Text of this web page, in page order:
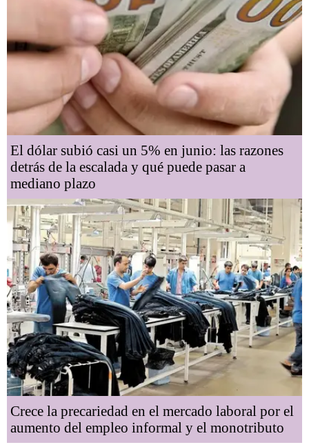
El dólar subió casi un 5% en junio: las razones
detrás de la escalada y qué puede pasar a
mediano plazo
Crece la precariedad en el mercado laboral por el
aumento del empleo informal y el monotributo